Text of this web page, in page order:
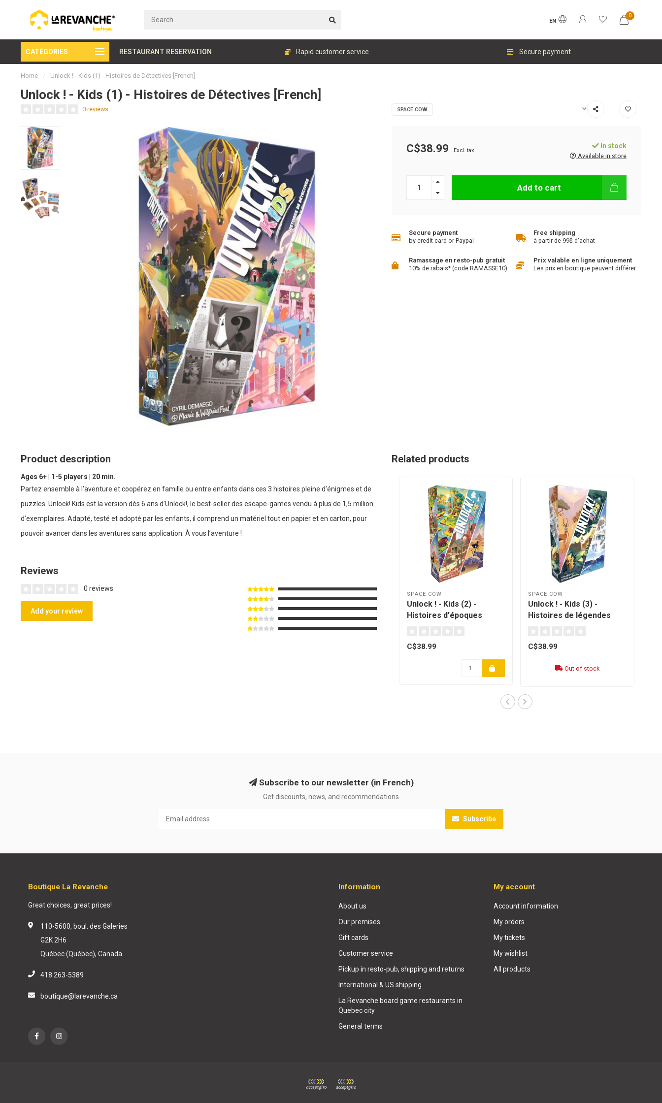
EN
0
CATÉGORIES RESTAURANT RESERVATION
Secure payment Rapid customer service Secure payment
Home / Unlock ! - Kids (1) - Histoires de Détectives [French]
Unlock ! - Kids (1) - Histoires de Détectives [French]
0 reviews SPACE COW
C$38.99 Excl. tax
In stock
Available in store
Add to cart
Secure payment
by credit card or Paypal
Free shipping
à partir de 99$ d'achat
Ramassage en resto-pub gratuit
10% de rabais* (code RAMASSE10)
Prix valable en ligne uniquement
Les prix en boutique peuvent différer
Product description
Ages 6+ | 1-5 players | 20 min.
Partez ensemble à l’aventure et coopérez en famille ou entre enfants dans ces 3 histoires pleine d’énigmes et de
puzzles. Unlock! Kids est la version dès 6 ans d’Unlock!, le best-seller des escape-games vendu à plus de 1,5 million
d’exemplaires. Adapté, testé et adopté par les enfants, il comprend un matériel tout en papier et en carton, pour
pouvoir avancer dans les aventures sans application. À vous l’aventure !
Reviews
0 reviews
Add your review
Related products
SPACE COW
Unlock ! - Kids (2) -
Histoires d'époques
C$38.99
SPACE COW
Unlock ! - Kids (3) -
Histoires de légendes
C$38.99
Out of stock
Subscribe to our newsletter (in French)
Get discounts, news, and recommendations
Subscribe
Boutique La Revanche
Great choices, great prices!
110-5600, boul. des Galeries
G2K 2H6
Québec (Québec), Canada
418 263-5389
boutique@larevanche.ca
Information
About us
Our premises
Gift cards
Customer service
Pickup in resto-pub, shipping and returns
International & US shipping
La Revanche board game restaurants in
Quebec city
General terms
My account
Account information
My orders
My tickets
My wishlist
All products